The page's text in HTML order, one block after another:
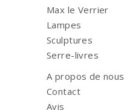
Max le Verrier
Lampes
Sculptures
Serre-livres
A propos de nous
Contact
Avis